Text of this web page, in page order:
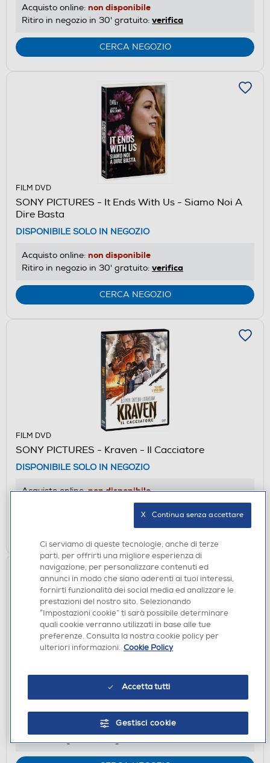
Acquisto online: non disponibile
Ritiro in negozio in 30' gratuito: verifica
CERCA NEGOZIO
FILM DVD
SONY PICTURES - It Ends With Us - Siamo Noi A
Dire Basta
DISPONIBILE SOLO IN NEGOZIO
Acquisto online: non disponibile
Ritiro in negozio in 30' gratuito: verifica
CERCA NEGOZIO
FILM DVD
SONY PICTURES - Kraven - Il Cacciatore
DISPONIBILE SOLO IN NEGOZIO
Acquisto online:non disponibile
Ritiro in negozio in 30' gratuito:verifica
CERCA NEGOZIO
SONY PICTURES - Bullet Train (Dvd+Card)
DISPONIBILE SOLO IN NEGOZIO
non disponibile
Ci serviamo di queste tecnologie, anche di terze
parti, per offrirti una migliore esperienza di
navigazione, per personalizzare contenuti ed
annunci in modo che siano aderenti ai tuoi interessi,
fornirti funzionalità dei social media ed analizzare le
prestazioni del nostro sito. Selezionando
“Impostazioni cookie” ti sarà possibile determinare
quali cookie verranno utilizzati in base alle tue
preferenze. Consulta la nostra cookie policy per
ulteriori informazioni. Cookie Policy
Accetta tutti
Gestisci cookie
X   Continua senza accettare